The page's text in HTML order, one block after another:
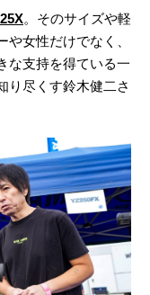
。そのサイズや軽
女性だけでなく、
な支持を得ている一
り尽くす鈴木健二さ